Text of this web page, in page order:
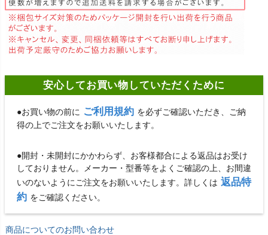
安心してお買い物していただくために
●お買い物の前に ご利用規約 を必ずご確認いただき、ご納
得の上でご注文をお願いいたします。
●開封・未開封にかかわらず、お客様都合による返品はお受け
しておりません。メーカー・型番等をよくご確認の上、お間違
いのないようにご注文をお願いいたします。詳しくは 返品特
約 をご確認ください。
商品についてのお問い合わせ